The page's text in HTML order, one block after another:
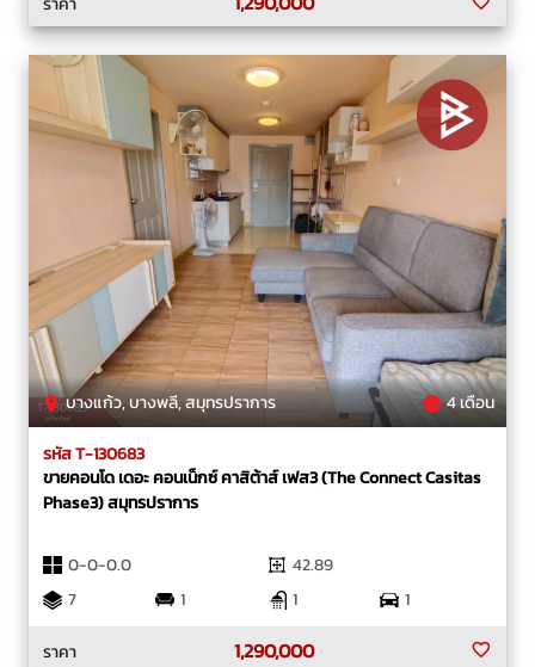
บางแก้ว, บางพลี, สมุทรปราการ 4 เดือน
รหัส T-130683
ขายคอนโด เดอะ คอนเน็กซ์ คาสิต้าส์ เฟส3 (The Connect Casitas
Phase3) สมุทรปราการ
0-0-0.0
42.89
7
1 1
1
ราคา
1,290,000